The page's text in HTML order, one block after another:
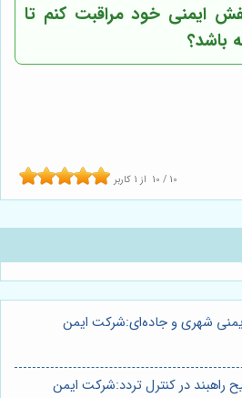
ایمنی خود مراقبت کنم تا
باشد؟
10 / 10 از 1 کاربر
شهری و جاده‌ای:شرکت ایمن
راهبند در کنترل تردد:شرکت ایمن